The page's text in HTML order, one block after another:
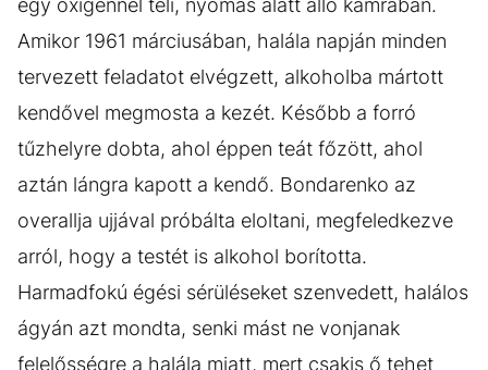
egy oxigénnel teli, nyomás alatt álló kamrában.
Amikor 1961 márciusában, halála napján minden
tervezett feladatot elvégzett, alkoholba mártott
kendővel megmosta a kezét. Később a forró
tűzhelyre dobta, ahol éppen teát főzött, ahol
aztán lángra kapott a kendő. Bondarenko az
overallja ujjával próbálta eloltani, megfeledkezve
arról, hogy a testét is alkohol borította.
Harmadfokú égési sérüléseket szenvedett, halálos
ágyán azt mondta, senki mást ne vonjanak
felelősségre a halála miatt, mert csakis ő tehet